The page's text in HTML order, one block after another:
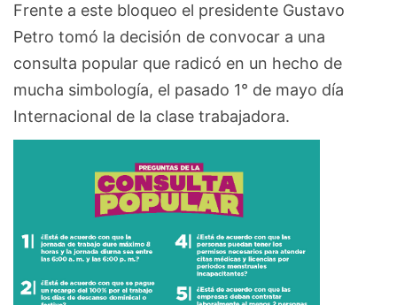
Frente a este bloqueo el presidente Gustavo
Petro tomó la decisión de convocar a una
consulta popular que radicó en un hecho de
mucha simbología, el pasado 1° de mayo día
Internacional de la clase trabajadora.